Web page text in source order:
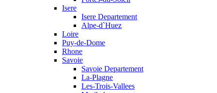
Isere
Isere Departement
Alpe-d`Huez
Loire
Puy-de-Dome
Rhone
Savoie
Savoie Departement
La-Plagne
Les-Trois-Vallees